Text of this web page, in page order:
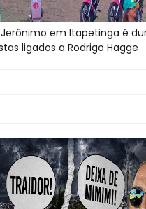
em Itapetinga é
ligados a Rodrigo Hagge